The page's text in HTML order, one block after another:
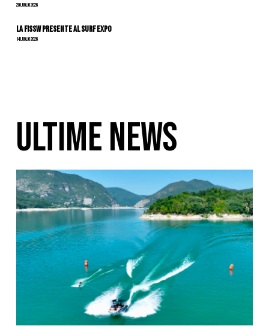
20 Luglio 2026
La FISSW presente al Surf Expo
14 Luglio 2026
ULTIME NEWS